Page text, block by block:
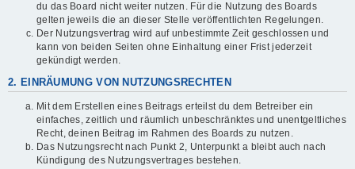
du das Board nicht weiter nutzen. Für die Nutzung des Boards
gelten jeweils die an dieser Stelle veröffentlichten Regelungen.
Der Nutzungsvertrag wird auf unbestimmte Zeit geschlossen und
kann von beiden Seiten ohne Einhaltung einer Frist jederzeit
gekündigt werden.
2. EINRÄUMUNG VON NUTZUNGSRECHTEN
Mit dem Erstellen eines Beitrags erteilst du dem Betreiber ein
einfaches, zeitlich und räumlich unbeschränktes und unentgeltliches
Recht, deinen Beitrag im Rahmen des Boards zu nutzen.
Das Nutzungsrecht nach Punkt 2, Unterpunkt a bleibt auch nach
Kündigung des Nutzungsvertrages bestehen.